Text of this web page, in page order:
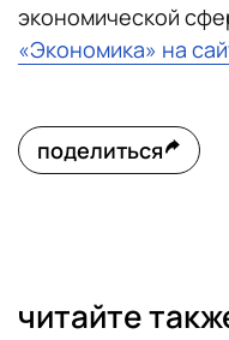
экономической
«Экономика» на
поделиться
читайте